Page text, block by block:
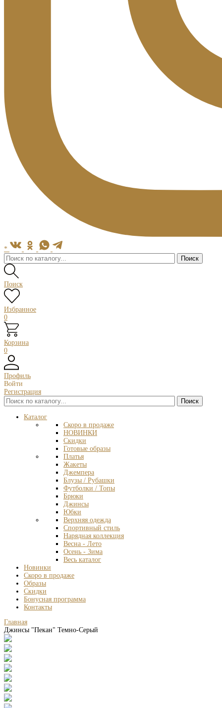
*
Поиск
Избранное
0
Корзина
0
Профиль
Войти
Регистрация
Каталог
Скоро в продаже
НОВИНКИ
Скидки
Готовые образы
Платья
Жакеты
Джемпера
Блузы / Рубашки
Футболки / Топы
Брюки
Джинсы
Юбки
Верхняя одежда
Спортивный стиль
Нарядная коллекция
Весна - Лето
Осень - Зима
Весь каталог
Новинки
Скоро в продаже
Образы
Скидки
Бонусная программа
Контакты
Главная
Джинсы "Пекан" Темно-Серый